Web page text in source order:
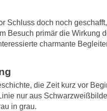
Schluss doch noch
Besuch primär die Wirkung
charmante
die Zeit kurz vor
nur aus
in grau.